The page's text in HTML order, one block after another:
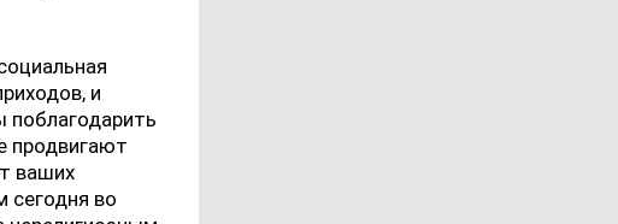
и
поблагодарить
продвигают
ваших
сегодня во